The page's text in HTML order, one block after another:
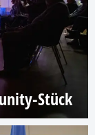
Stück